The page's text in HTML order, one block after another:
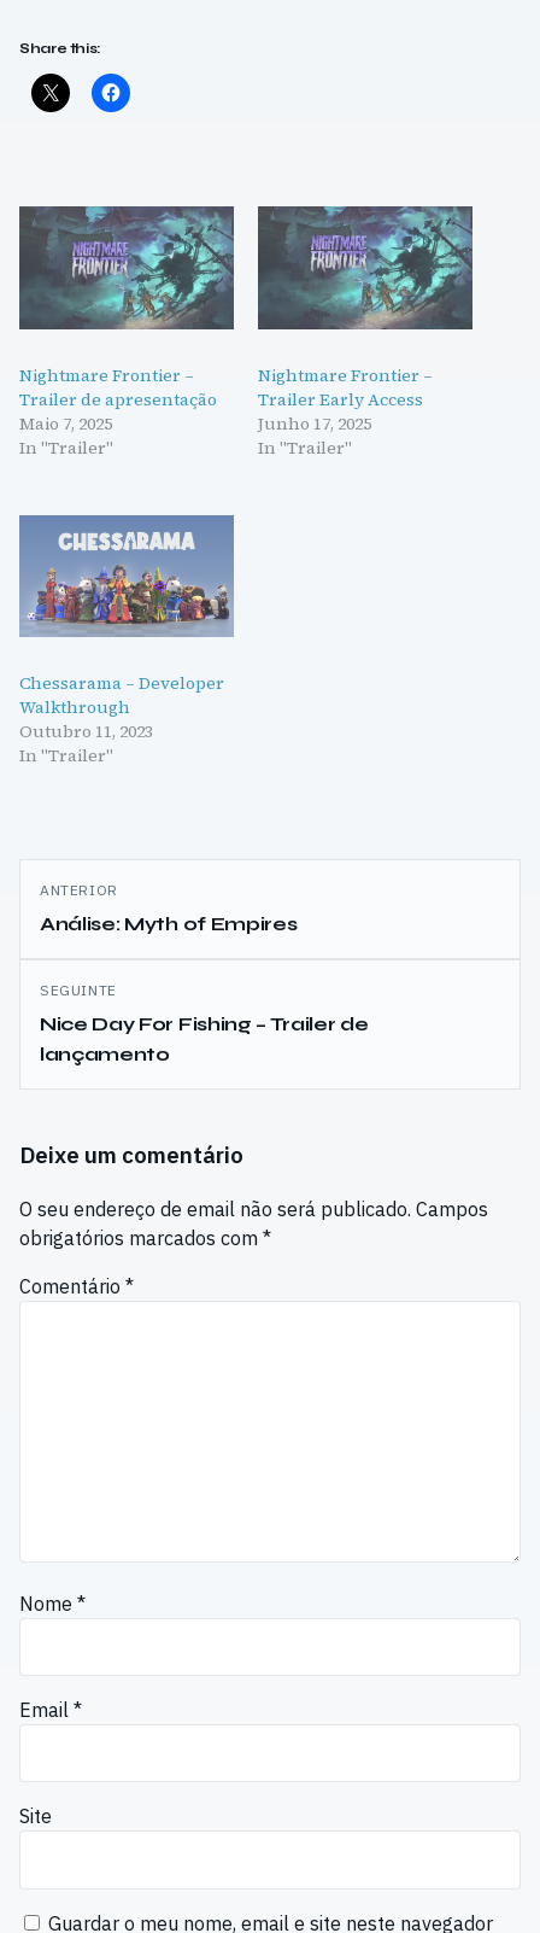
Share this:
Nightmare Frontier –
Trailer de apresentação
Maio 7, 2025
In "Trailer"
Nightmare Frontier –
Trailer Early Access
Junho 17, 2025
In "Trailer"
Chessarama – Developer
Walkthrough
Outubro 11, 2023
In "Trailer"
Navegação
de
artigos
ANTERIOR
Análise: Myth of Empires
SEGUINTE
Nice Day For Fishing – Trailer de
lançamento
Deixe um comentário
O seu endereço de email não será publicado. Campos
obrigatórios marcados com *
Comentário *
Nome *
Email *
Site
Guardar o meu nome, email e site neste navegador